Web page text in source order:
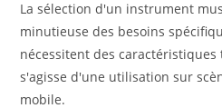
La sélection d'un instrument
minutieuse des besoins
nécessitent des
s'agisse d'une utilisation sur
mobile.